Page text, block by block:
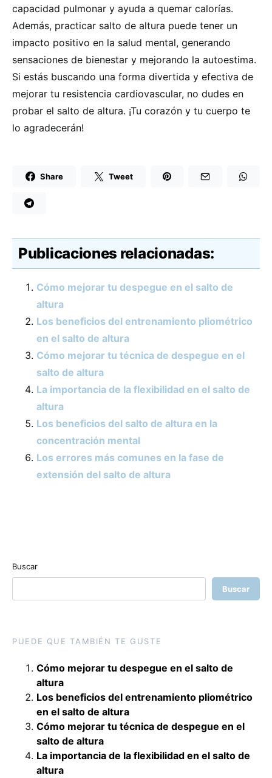
capacidad pulmonar y ayuda a quemar calorías.
Además, practicar salto de altura puede tener un
impacto positivo en la salud mental, generando
sensaciones de bienestar y mejorando la autoestima.
Si estás buscando una forma divertida y efectiva de
mejorar tu resistencia cardiovascular, no dudes en
probar el salto de altura. ¡Tu corazón y tu cuerpo te
lo agradecerán!
Share Tweet
Publicaciones relacionadas:
Cómo mejorar tu despegue en el salto de
altura
Los beneficios del entrenamiento pliométrico
en el salto de altura
Cómo mejorar tu técnica de despegue en el
salto de altura
La importancia de la flexibilidad en el salto de
altura
Los beneficios del salto de altura en la
concentración mental
Los errores más comunes en la fase de
extensión del salto de altura
Buscar
Buscar
PUEDE QUE TAMBIÉN TE GUSTE
Cómo mejorar tu despegue en el salto de
altura
Los beneficios del entrenamiento pliométrico
en el salto de altura
Cómo mejorar tu técnica de despegue en el
salto de altura
La importancia de la flexibilidad en el salto de
altura